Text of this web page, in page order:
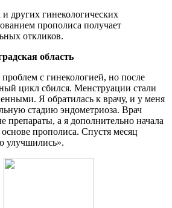
других гинекологических
прополиса получает
откликов.
область
с гинекологией, но после
цикл сбился. Менструации стали
Я обратилась к врачу, и у меня
стадию эндометриоза. Врач
препараты, а я дополнительно начала
основе прополиса. Спустя месяц
улучшились».